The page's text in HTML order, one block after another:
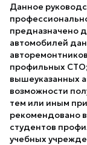
Данное
предназначено
автомобилей
профильных
вышеуказанных
возможности
тем или иным
рекомендовано
студентов
учебных